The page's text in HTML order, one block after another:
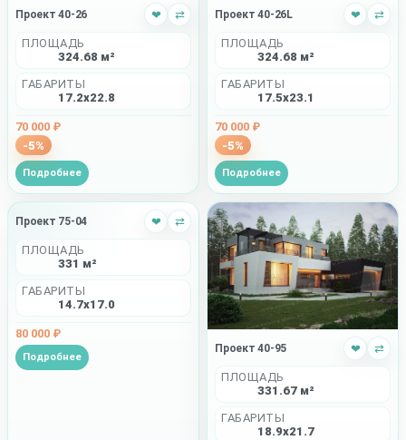
Проект 40-26 ❤ ⇄
ПЛОЩАДЬ
324.68 м²
ГАБАРИТЫ
17.2x22.8
70 000 ₽
-5%
Подробнее
Проект 40-26L ❤ ⇄
ПЛОЩАДЬ
324.68 м²
ГАБАРИТЫ
17.5x23.1
70 000 ₽
-5%
Подробнее
Проект 75-04 ❤ ⇄
ПЛОЩАДЬ
331 м²
ГАБАРИТЫ
14.7x17.0
80 000 ₽
Подробнее
Проект 40-95 ❤ ⇄
ПЛОЩАДЬ
331.67 м²
ГАБАРИТЫ
18.9x21.7